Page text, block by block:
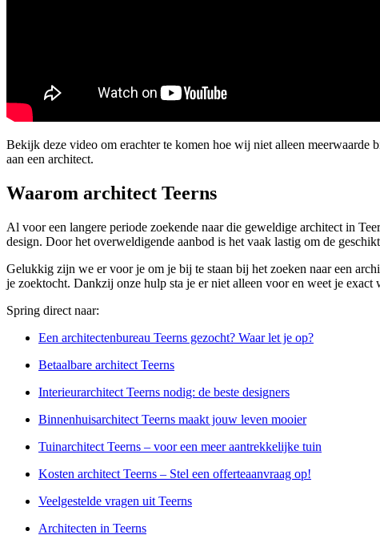
Bekijk deze video om erachter te komen hoe wij niet alleen
aan een architect.
Waarom architect Teerns
Al voor een langere periode zoekende naar die geweldige architect in
design. Door het overweldigende aanbod is het vaak lastig om de
Gelukkig zijn we er voor je om je bij te staan bij het zoeken naar een
je zoektocht. Dankzij onze hulp sta je er niet alleen voor en weet je exact
Spring direct naar:
Een architectenbureau Teerns gezocht? Waar let je op?
Betaalbare architect Teerns
Interieurarchitect Teerns nodig: de beste designers
Binnenhuisarchitect Teerns maakt jouw leven mooier
Tuinarchitect Teerns – voor een meer aantrekkelijke tuin
Kosten architect Teerns – Stel een offerteaanvraag op!
Veelgestelde vragen uit Teerns
Architecten in Teerns